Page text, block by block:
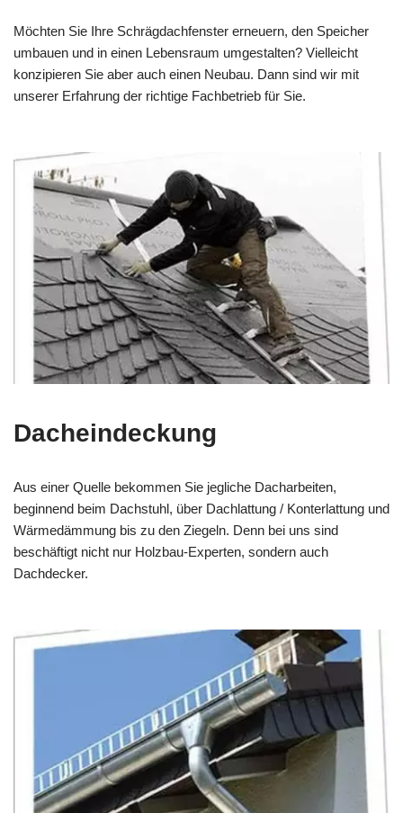
Möchten Sie Ihre Schrägdachfenster erneuern, den Speicher
umbauen und in einen Lebensraum umgestalten? Vielleicht
konzipieren Sie aber auch einen Neubau. Dann sind wir mit
unserer Erfahrung der richtige Fachbetrieb für Sie.
Dacheindeckung
Aus einer Quelle bekommen Sie jegliche Dacharbeiten,
beginnend beim Dachstuhl, über Dachlattung / Konterlattung und
Wärmedämmung bis zu den Ziegeln. Denn bei uns sind
beschäftigt nicht nur Holzbau-Experten, sondern auch
Dachdecker.